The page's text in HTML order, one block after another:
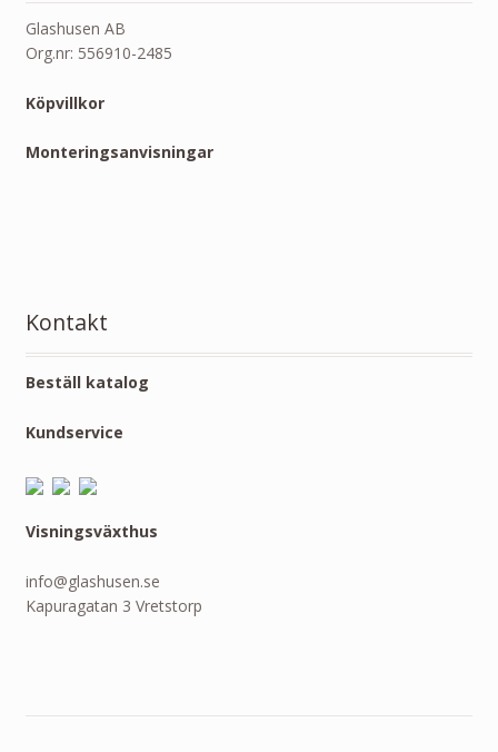
Glashusen AB
Org.nr: 556910-2485
Köpvillkor
Monteringsanvisningar
Kontakt
Beställ katalog
Kundservice
Visningsväxthus
info@glashusen.se
Kapuragatan 3 Vretstorp